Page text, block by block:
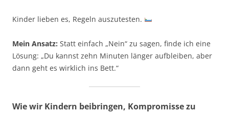
Kinder lieben es, Regeln auszutesten.
Mein Ansatz: Statt einfach „Nein“ zu sagen, finde ich eine
Lösung: „Du kannst zehn Minuten länger aufbleiben, aber
dann geht es wirklich ins Bett.“
Wie wir Kindern beibringen, Kompromisse zu